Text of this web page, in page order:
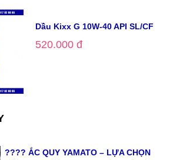
Dầu Kixx G 10W-40 API SL/CF
520.000 đ
???? ẮC QUY YAMATO – LỰA CHỌN